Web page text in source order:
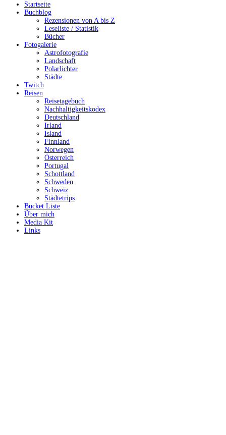
Startseite
Buchblog
Rezensionen von A bis Z
Leseliste / Statistik
Bücher
Fotogalerie
Astrofotografie
Landschaft
Polarlichter
Städte
Twitch
Reisen
Reisetagebuch
Nachhaltigkeitskodex
Deutschland
Irland
Island
Finnland
Norwegen
Österreich
Portugal
Schottland
Schweden
Schweiz
Städtetrips
Bucket Liste
Über mich
Media Kit
Links